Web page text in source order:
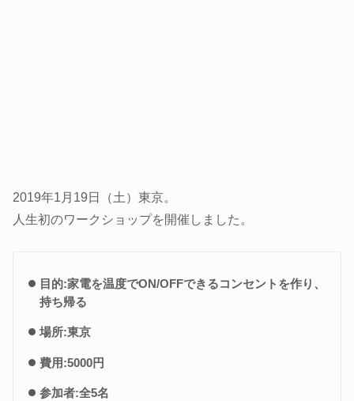
2019年1月19日（土）東京。
人生初のワークショップを開催しました。
目的:家電を温度でON/OFFできるコンセントを作り、
持ち帰る
場所:東京
費用:5000円
参加者:全5名